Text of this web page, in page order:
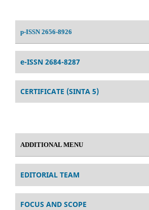
p-ISSN 2656-8926
e-ISSN 2684-8287
CERTIFICATE (SINTA 5)
ADDITIONAL MENU
EDITORIAL TEAM
FOCUS AND SCOPE